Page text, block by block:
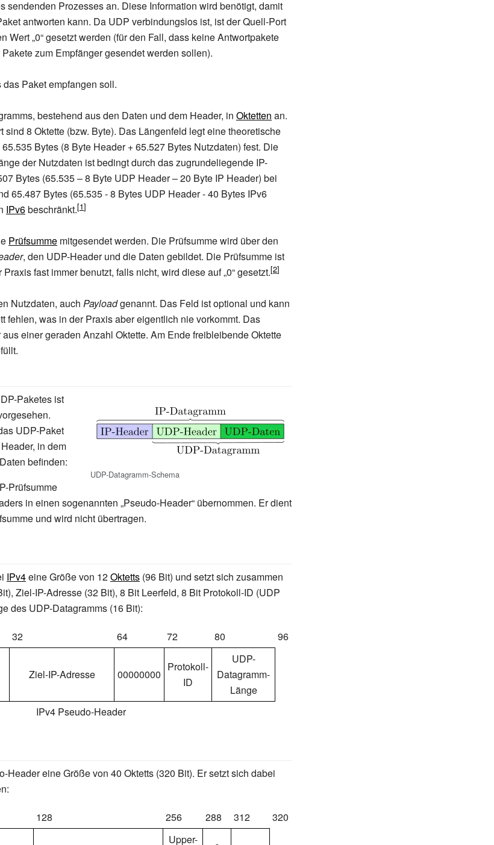
sendenden Prozesses an. Diese Information wird benötigt, damit
antworten kann. Da UDP verbindungslos ist, ist der Quell-Port
Wert „0“ gesetzt werden (für den Fall, dass keine Antwortpakete
zum Empfänger gesendet werden sollen).
Paket empfangen soll.
bestehend aus den Daten und dem Header, in Oktetten an.
sind 8 Oktette (bzw. Byte). Das Längenfeld legt eine theoretische
65.535 Bytes (8 Byte Header + 65.527 Bytes Nutzdaten) fest. Die
der Nutzdaten ist bedingt durch das zugrundeliegende IP-
Bytes (65.535 – 8 Byte UDP Header – 20 Byte IP Header) bei
65.487 Bytes (65.535 - 8 Bytes UDP Header - 40 Bytes IPv6
IPv6beschränkt.
Prüfsumme mitgesendet werden. Die Prüfsumme wird über den
, den UDP-Header und die Daten gebildet. Die Prüfsumme ist
fast immer benutzt, falls nicht, wird diese auf „0“ gesetzt.
Nutzdaten, auch Payloadgenannt. Das Feld ist optional und kann
fehlen, was in der Praxis aber eigentlich nie vorkommt. Das
einer geraden Anzahl Oktette. Am Ende freibleibende Oktette
UDP-Datagramm-Schema
Paketes ist
UDP-Paket
in dem
befinden:
Prüfsumme
in einen sogenannten „Pseudo-Header“ übernommen. Er dient
und wird nicht übertragen.
IPv4eine Größe von 12Oktetts (96 Bit) und setzt sich zusammen
Ziel-IP-Adresse (32 Bit), 8 Bit Leerfeld, 8 Bit Protokoll-ID (UDP
des UDP-Datagramms (16 Bit):
32 64 72 80 96
Ziel-IP-Adresse 00000000
Protokoll-
ID
UDP-
Datagramm-
Länge
IPv4 Pseudo-Header
Header eine Größe von 40 Oktetts (320 Bit). Er setzt sich dabei
128 256 288 312
320
Upper-